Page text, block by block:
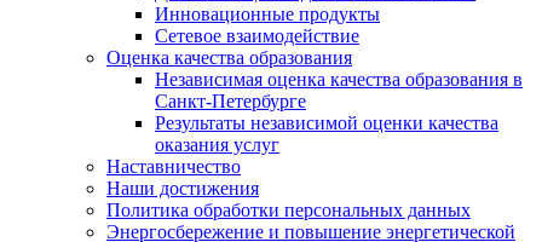
Инновационные продукты
Сетевое взаимодействие
Оценка качества образования
Независимая оценка качества образования в
Санкт-Петербурге
Результаты независимой оценки качества
оказания услуг
Наставничество
Наши достижения
Политика обработки персональных данных
Энергосбережение и повышение энергетической